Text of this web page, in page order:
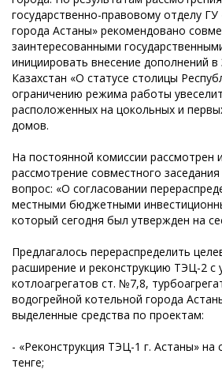
государственно-правовому отделу
города Астаны» рекомендовано
заинтересованными
инициировать внесение дополнений в
Казахстан «О статусе столицы
ограничению режима работы
расположенных на цокольных и
домов.
На постоянной комиссии рассмотрен
рассмотрение совместного
вопрос: «О согласовании
местными бюджетными
который сегодня был утвержден на
Предлагалось перераспределить
расширение и реконструкцию ТЭЦ-2 с
котлоагрегатов ст. №7,8,
водогрейной котельной города
выделенные средства по проектам:
- «Реконструкция ТЭЦ-1 г. Астаны» на
тенге;